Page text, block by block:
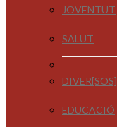
JOVENTUT
SALUT
DIVER[SOS]
EDUCACIÓ